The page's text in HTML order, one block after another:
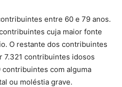
entre 60 e 79 anos.
cuja maior fonte
O restante dos contribuintes
7.321 contribuintes idosos
contribuintes com alguma
ou moléstia grave.